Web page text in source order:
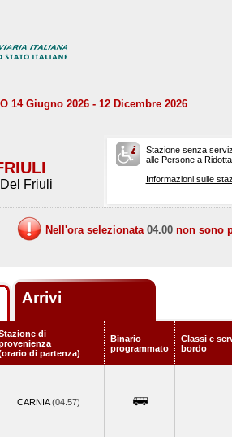
14 Giugno 2026 - 12 Dicembre 2026
Friuli
Stazione senza
alle Persone a
Informazioni sulle
Nell'ora selezionata 04.00 non sono
Arrivi
di
di partenza)
Binario
programmato
Classi e
bordo
CARNIA(04.57)